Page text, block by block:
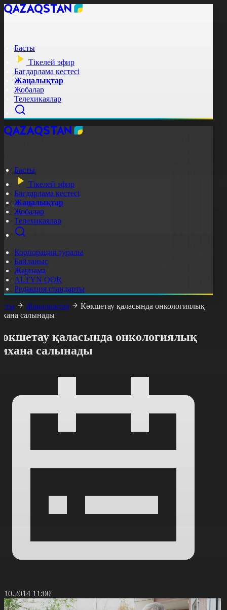
Басты
Тікелей эфир
Бағдарлама кестесі
Жаңалықтар
Жобалар
Телехикаялар
Басты
Тікелей эфир
Бағдарлама кестесі
Жаңалықтар
Жобалар
Телехикаялар
Корпорация туралы
Байланыс
Жарнама
ALTYN QOR
Редакция стандарты
Жаңалықтар
Көкшетау қаласында онкологиялық
салынады
қаласында онкологиялық
салынады
11:00